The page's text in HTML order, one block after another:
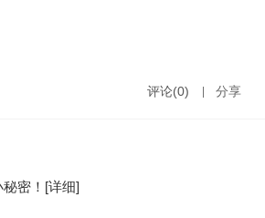
评论(0) 分享
密！ [详细]